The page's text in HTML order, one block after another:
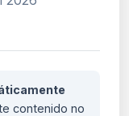
contenido no